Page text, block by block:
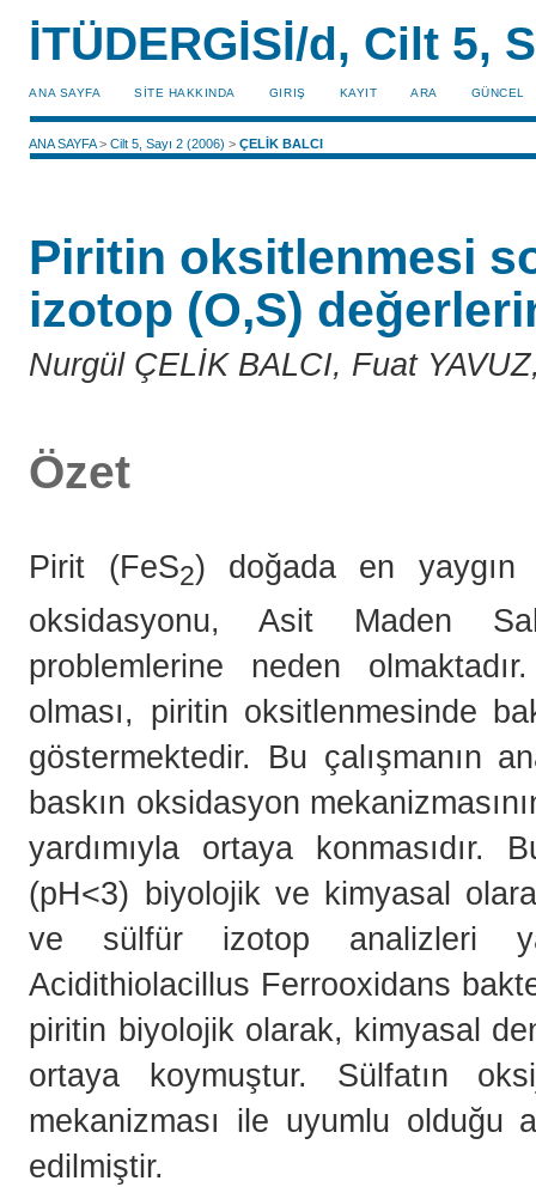
İTÜDERGİSİ/d, Cilt 5,
ANA SAYFA SİTE HAKKINDA GIRIŞ KAYIT ARA GÜNCEL
ANA SAYFA>Cilt 5, Sayı 2 (2006) >ÇELİK BALCI
Piritin oksitlenmesi
izotop (O,S)
Nurgül ÇELİK BALCI, Fuat
Özet
Pirit (FeS2) doğada en yaygın
oksidasyonu, Asit Maden
problemlerine neden
olması, piritin oksitlenmesinde
göstermektedir. Bu çalışmanın
baskın oksidasyon
yardımıyla ortaya
(pH<3) biyolojik ve kimyasal
ve sülfür izotop analizleri
Acidithiolacillus Ferrooxidans
piritin biyolojik olarak, kimyasal
ortaya koymuştur. Sülfatın
mekanizması ile uyumlu olduğu
edilmiştir.